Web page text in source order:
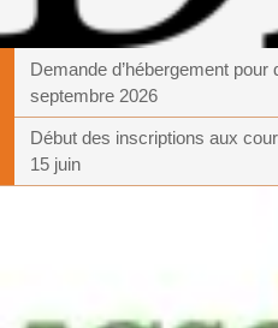
Demande d’hébergement
septembre 2026
Début des inscriptions aux
15 juin